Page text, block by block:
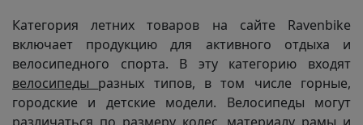
Категория летних товаров на сайте Ravenbike
включает продукцию для активного отдыха и
велосипедного спорта. В эту категорию входят
велосипеды разных типов, в том числе горные,
городские и детские модели. Велосипеды могут